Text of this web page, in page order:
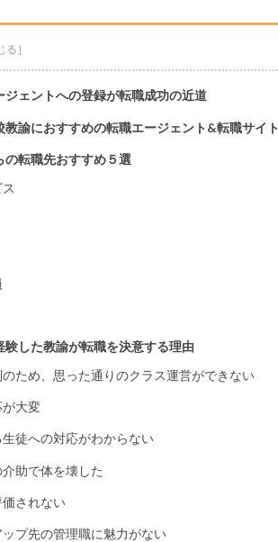
ジェントへの登録が転職成功の近道
教諭におすすめの転職エージェント&転職サイト
の転職先おすすめ５選
験した教諭が転職を決意する理由
ため、思った通りのクラス運営ができない
大変
徒への対応がわからない
助で体を壊した
されない
プ先の管理職に魅力がない